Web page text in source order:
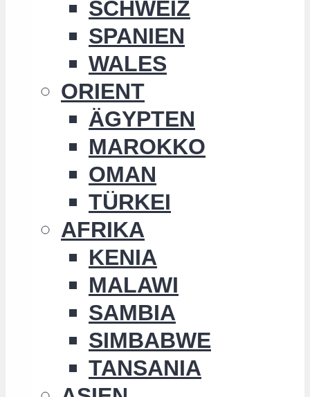
SCHWEIZ
SPANIEN
WALES
ORIENT
ÄGYPTEN
MAROKKO
OMAN
TÜRKEI
AFRIKA
KENIA
MALAWI
SAMBIA
SIMBABWE
TANSANIA